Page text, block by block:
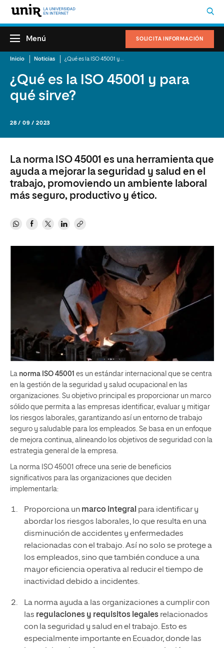
SOLICITA INFORMACIÓN
Menú
Inicio Noticias
¿Qué es la ISO 45001 y para
qué sirve?
28 / 09 / 2023
La norma ISO 45001 es una herramienta que
ayuda a mejorar la seguridad y salud en el
trabajo, promoviendo un ambiente laboral
más seguro, productivo y ético.
La norma ISO 45001 es un estándar internacional que se centra
en la gestión de la seguridad y salud ocupacional en las
organizaciones. Su objetivo principal es proporcionar un marco
sólido que permita a las empresas identificar, evaluar y mitigar
los riesgos laborales, garantizando así un entorno de trabajo
seguro y saludable para los empleados. Se basa en un enfoque
de mejora continua, alineando los objetivos de seguridad con la
estrategia general de la empresa.
La norma ISO 45001 ofrece una serie de beneficios
significativos para las organizaciones que deciden
implementarla:
Proporciona un marco integral para identificar y
abordar los riesgos laborales, lo que resulta en una
disminución de accidentes y enfermedades
relacionadas con el trabajo. Así no solo se protege a
los empleados, sino que también conduce a una
mayor eficiencia operativa al reducir el tiempo de
inactividad debido a incidentes.
La norma ayuda a las organizaciones a cumplir con
las regulaciones y requisitos legalesrelacionados
con la seguridad y salud en el trabajo. Esto es
especialmente importante en Ecuador, donde las